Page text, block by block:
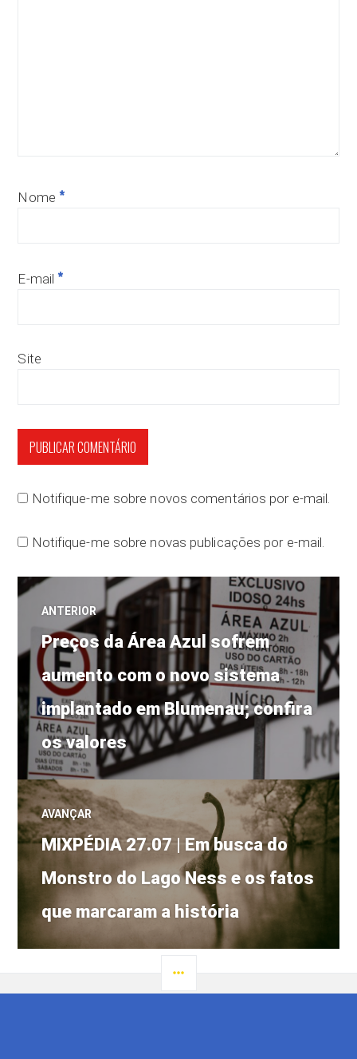
Nome *
E-mail *
Site
Notifique-me sobre novos comentários por e-mail.
Notifique-me sobre novas publicações por e-mail.
Navegação
de
Post
ANTERIOR
Post
anterior:
Preços da Área Azul sofrem
aumento com o novo sistema
implantado em Blumenau; confira
os valores
AVANÇAR
Próximo
post:
MIXPÉDIA 27.07 | Em busca do
Monstro do Lago Ness e os fatos
que marcaram a história